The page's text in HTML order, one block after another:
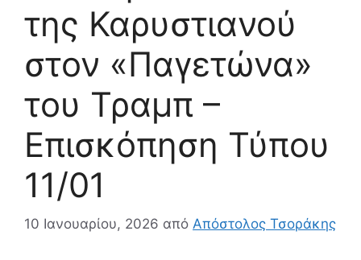
της Καρυστιανού
στον «Παγετώνα»
του Τραμπ –
Επισκόπηση Τύπου
11/01
10 Ιανουαρίου, 2026 από Απόστολος Τσοράκης